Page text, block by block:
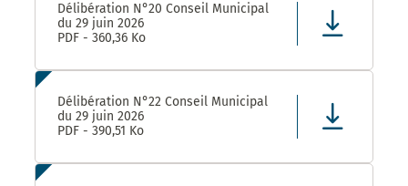
Délibération N°20 Conseil Municipal
du 29 juin 2026
PDF - 360,36 Ko
Délibération N°22 Conseil Municipal
du 29 juin 2026
PDF - 390,51 Ko